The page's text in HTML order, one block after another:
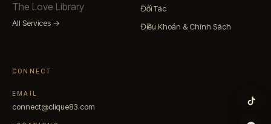
The Love Library
All Services →
Đối Tác
Điều Khoản & Chính Sách
CONNECT
EMAIL
connect@clique83.com